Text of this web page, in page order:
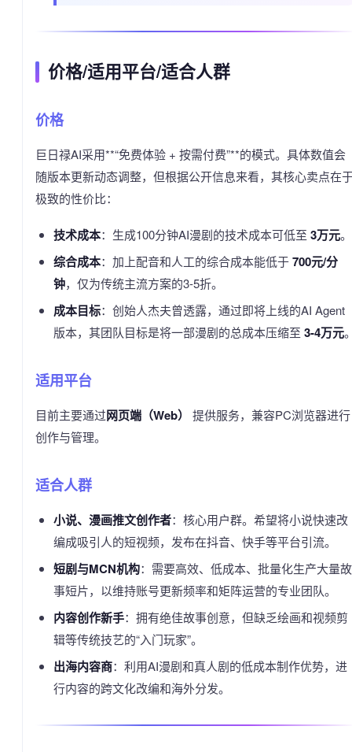
价格/适用平台/适合人群
价格
巨日禄AI采用**“免费体验 + 按需付费”**的模式。具体数值会
随版本更新动态调整，但根据公开信息来看，其核心卖点在
极致的性价比：
技术成本：生成100分钟AI漫剧的技术成本可低至 3万元。
综合成本：加上配音和人工的综合成本能低于700元/分
钟，仅为传统主流方案的3-5折。
成本目标：创始人杰夫曾透露，通过即将上线的AI Agent
版本，其团队目标是将一部漫剧的总成本压缩至 3-4万元
适用平台
目前主要通过网页端（Web）
提供服务，兼容PC浏览器进行
创作与管理。
适合人群
小说、漫画推文创作者：核心用户群。希望将小说快速改
编成吸引人的短视频，发布在抖音、快手等平台引流。
短剧与MCN机构：需要高效、低成本、批量化生产大量故
事短片，以维持账号更新频率和矩阵运营的专业团队。
内容创作新手：拥有绝佳故事创意，但缺乏绘画和视频剪
辑等传统技艺的“入门玩家”。
出海内容商：利用AI漫剧和真人剧的低成本制作优势，进
行内容的跨文化改编和海外分发。